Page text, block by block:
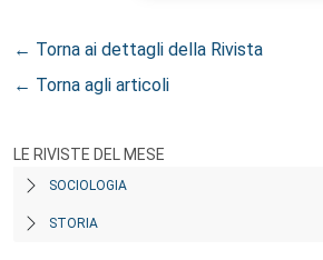
← Torna ai dettagli della Rivista
← Torna agli articoli
LE RIVISTE DEL MESE
SOCIOLOGIA
STORIA